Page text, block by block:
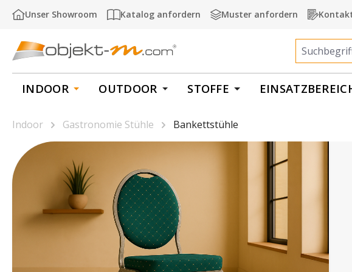
Hauptinhalt springen
Zur Suche springen
Zur Hauptnavigation springen
Unser Showroom Katalog anfordern Muster anfordern
INDOOR OUTDOOR STOFFE
Indoor Gastronomie Stühle Bankettstühle